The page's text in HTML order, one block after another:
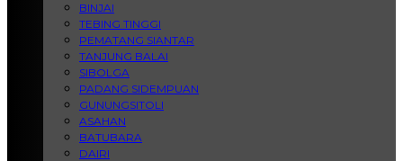
BINJAI
TEBING TINGGI
PEMATANG SIANTAR
TANJUNG BALAI
SIBOLGA
PADANG SIDEMPUAN
GUNUNGSITOLI
ASAHAN
BATUBARA
DAIRI